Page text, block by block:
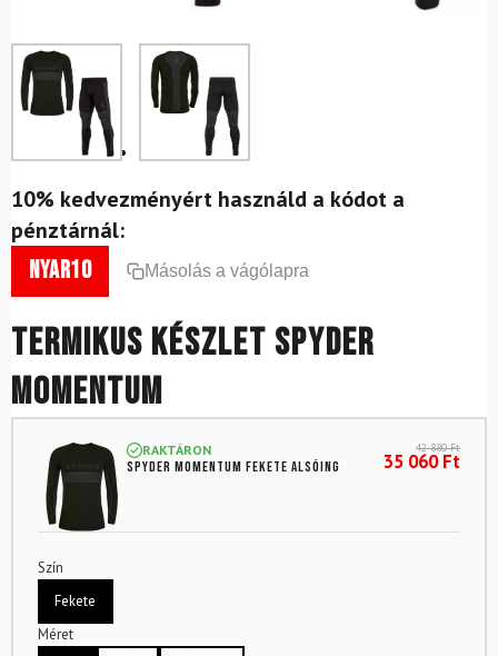
10% kedvezményért használd a kódot a
pénztárnál:
nyar10 Másolás a vágólapra
Termikus készlet SPYDER
Momentum
RAKTÁRON
SPYDER Momentum fekete alsóing
42 880Ft
35 060Ft
Szín
Fekete
Méret